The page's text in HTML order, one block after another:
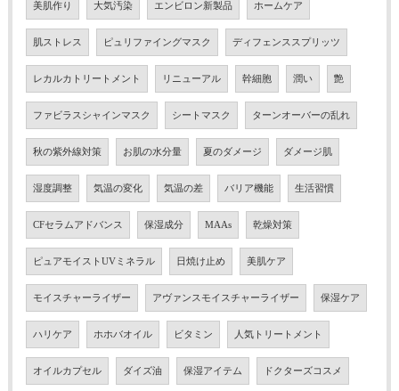
美肌作り 大気汚染 エンビロン新製品 ホームケア
肌ストレス ピュリファイングマスク ディフェンススプリッツ
レカルカトリートメント リニューアル 幹細胞 潤い 艶
ファビラスシャインマスク シートマスク ターンオーバーの乱れ
秋の紫外線対策 お肌の水分量 夏のダメージ ダメージ肌
湿度調整 気温の変化 気温の差 バリア機能 生活習慣
CFセラムアドバンス 保湿成分 MAAs 乾燥対策
ピュアモイストUVミネラル 日焼け止め 美肌ケア
モイスチャーライザー アヴァンスモイスチャーライザー 保湿ケア
ハリケア ホホバオイル ビタミン 人気トリートメント
オイルカプセル ダイズ油 保湿アイテム ドクターズコスメ